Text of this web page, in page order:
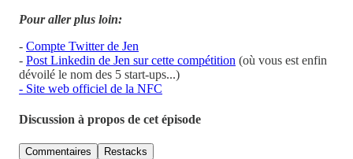
Pour aller plus loin:
- Compte Twitter de Jen
- Post Linkedin de Jen sur cette compétition (où vous est enfin
dévoilé le nom des 5 start-ups...)
- Site web officiel de la NFC
Discussion à propos de cet épisode
Commentaires Restacks